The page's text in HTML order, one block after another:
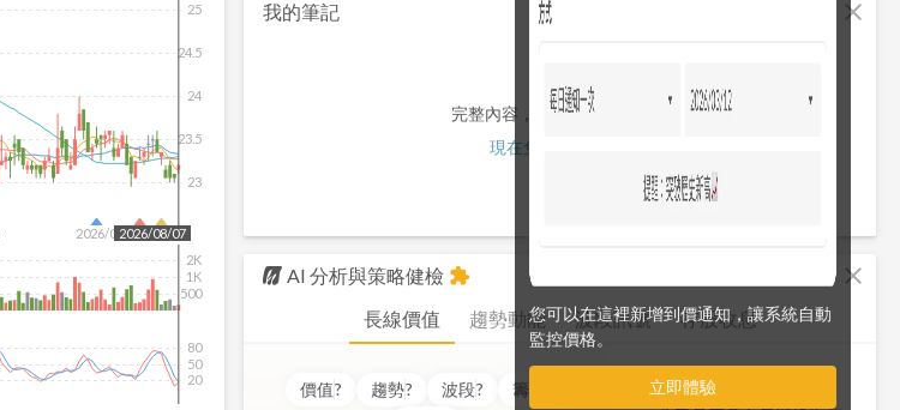
您可以在這裡新增到價通知，讓系統自動
監控價格。
立即體驗
2026/07/16
23
23.5
24
24.5
25
2026/08/07
500
1K
2K
20
50
80
我的筆記 close
完整內容，僅限註冊會員使用
現在免費註冊/登入
AI 分析與策略健檢 close
extension
長線價值 趨勢動能 波段訊號 存股收息
價值? 趨勢? 波段? 籌碼 價值??